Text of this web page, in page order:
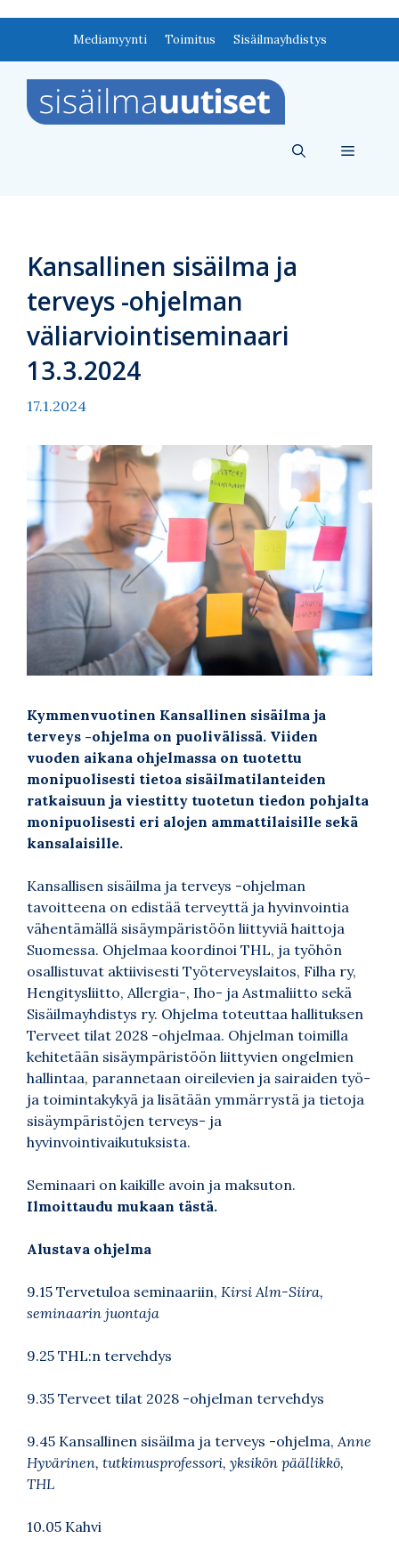
Mediamyynti Toimitus Sisäilmayhdistys
Valikko
Kansallinen sisäilma ja
terveys -ohjelman
väliarviointiseminaari
13.3.2024
17.1.2024
Kymmenvuotinen Kansallinen sisäilma ja
terveys -ohjelma on puolivälissä. Viiden
vuoden aikana ohjelmassa on tuotettu
monipuolisesti tietoa sisäilmatilanteiden
ratkaisuun ja viestitty tuotetun tiedon pohjalta
monipuolisesti eri alojen ammattilaisille sekä
kansalaisille.
Kansallisen sisäilma ja terveys -ohjelman
tavoitteena on edistää terveyttä ja hyvinvointia
vähentämällä sisäympäristöön liittyviä haittoja
Suomessa. Ohjelmaa koordinoi THL, ja työhön
osallistuvat aktiivisesti Työterveyslaitos, Filha ry,
Hengitysliitto, Allergia-, Iho- ja Astmaliitto sekä
Sisäilmayhdistys ry. Ohjelma toteuttaa hallituksen
Terveet tilat 2028 -ohjelmaa. Ohjelman toimilla
kehitetään sisäympäristöön liittyvien ongelmien
hallintaa, parannetaan oireilevien ja sairaiden työ-
ja toimintakykyä ja lisätään ymmärrystä ja tietoja
sisäympäristöjen terveys- ja
hyvinvointivaikutuksista.
Seminaari on kaikille avoin ja maksuton.
Ilmoittaudu mukaan tästä.
Alustava ohjelma
9.15 Tervetuloa seminaariin, Kirsi Alm-Siira,
seminaarin juontaja
9.25 THL:n tervehdys
9.35 Terveet tilat 2028 -ohjelman tervehdys
9.45 Kansallinen sisäilma ja terveys -ohjelma, Anne
Hyvärinen, tutkimusprofessori, yksikön päällikkö,
THL
10.05 Kahvi